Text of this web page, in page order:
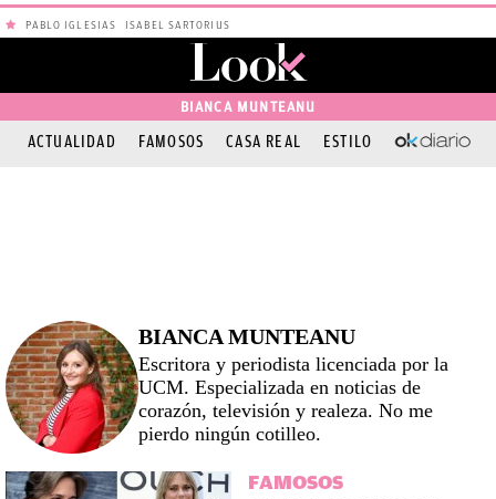
PABLO IGLESIAS ISABEL SARTORIUS
BIANCA MUNTEANU
ACTUALIDAD FAMOSOS CASA REAL ESTILO OKDIARIO
BIANCA MUNTEANU
Escritora y periodista licenciada por la
UCM. Especializada en noticias de
corazón, televisión y realeza. No me
pierdo ningún cotilleo.
FAMOSOS